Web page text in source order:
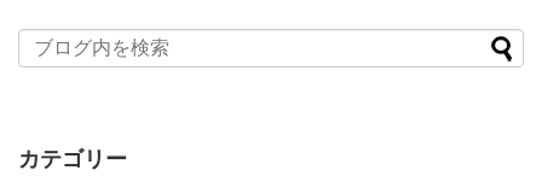
カテゴリー